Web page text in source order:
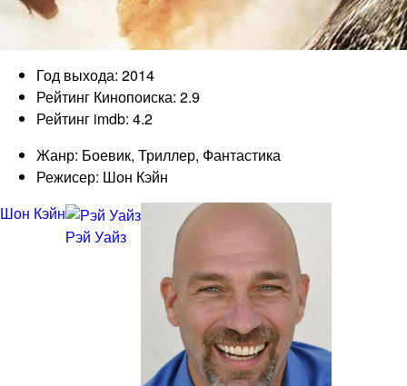
Год выхода: 2014
Рейтинг Кинопоиска: 2.9
Рейтинг imdb: 4.2
Жанр: Боевик, Триллер, Фантастика
Режисер: Шон Кэйн
Шон Кэйн
Рэй Уайз